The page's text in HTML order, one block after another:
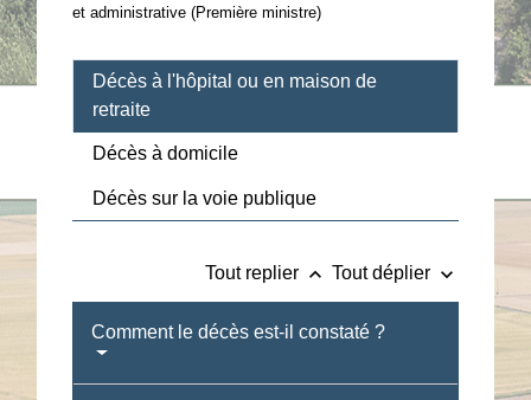
et administrative (Première ministre)
Décès à l'hôpital ou en maison de
retraite
Décès à domicile
Décès sur la voie publique
Tout replier keyboard_arrow_up Tout déplier keyboard_arrow_down
Comment le décès est-il constaté ?